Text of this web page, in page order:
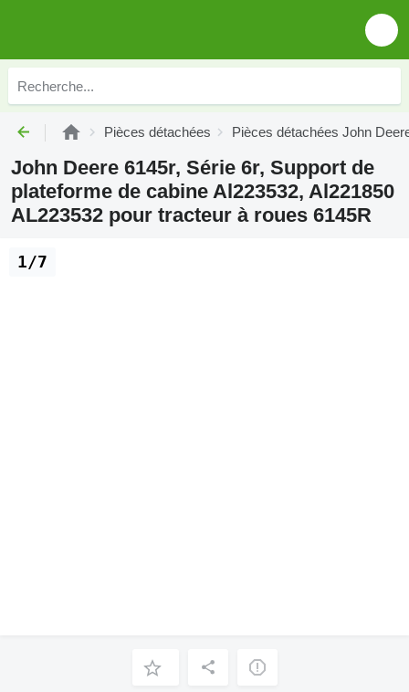
Pièces détachées Pièces détachées John
John Deere 6145r, Série 6r, Support de
plateforme de cabine Al223532, Al221850
AL223532 pour tracteur à roues 6145R
1/7